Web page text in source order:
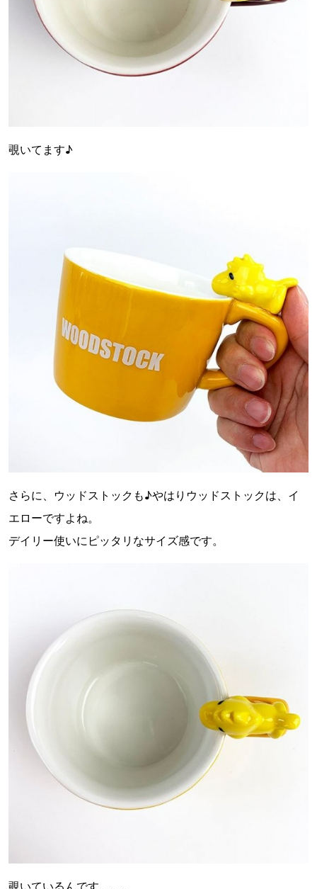
覗いてます♪
さらに、ウッドストックも♪やはりウッドストックは、イ
エローですよね。
デイリー使いにピッタリなサイズ感です。
覗いているんです、、、